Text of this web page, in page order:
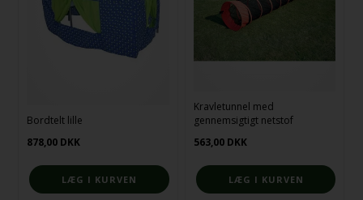
Bordtelt lille
878,00 DKK
Kravletunnel med
gennemsigtigt netstof
563,00 DKK